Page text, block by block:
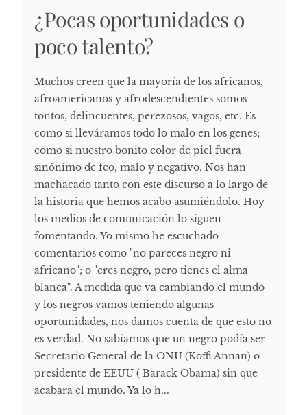
¿Pocas oportunidades o
poco talento?
Muchos creen que la mayoría de los africanos,
afroamericanos y afrodescendientes somos
tontos, delincuentes, perezosos, vagos, etc. Es
como si lleváramos todo lo malo en los genes;
como si nuestro bonito color de piel fuera
sinónimo de feo, malo y negativo. Nos han
machacado tanto con este discurso a lo largo de
la historia que hemos acabo asumiéndolo. Hoy
los medios de comunicación lo siguen
fomentando. Yo mismo he escuchado
comentarios como "no pareces negro ni
africano"; o "eres negro, pero tienes el alma
blanca". A medida que va cambiando el mundo
y los negros vamos teniendo algunas
oportunidades, nos damos cuenta de que esto no
es verdad. No sabíamos que un negro podía ser
Secretario General de la ONU (Koffi Annan) o
presidente de EEUU ( Barack Obama) sin que
acabara el mundo. Ya lo h...